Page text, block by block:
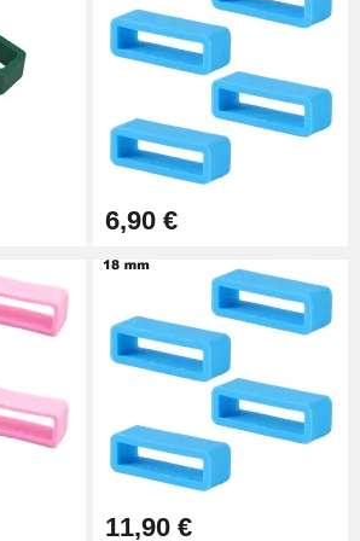
Pince à Poinçonner (pince trou)
Pince Trou pour Bracelet de
Kit Horlogerie Débutant
26,90 €
Extracteur de Bracelet de
6,90 €
11,90 €